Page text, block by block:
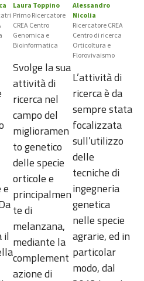
e
il
Laura Toppino
Primo Ricercatore
CREA Centro
Genomica e
Bioinformatica
Svolge la sua
attività di
ricerca nel
campo del
miglioramen
to genetico
delle specie
orticole e
principalmen
te di
melanzana,
mediante la
complement
azione di
Alessandro
Nicolia
Ricercatore CREA
Centro di ricerca
Orticoltura e
Florovivaismo
L’attività di
ricerca è da
sempre stata
focalizzata
sull’utilizzo
delle
tecniche di
ingegneria
genetica
nelle specie
agrarie, ed in
particolar
modo, dal